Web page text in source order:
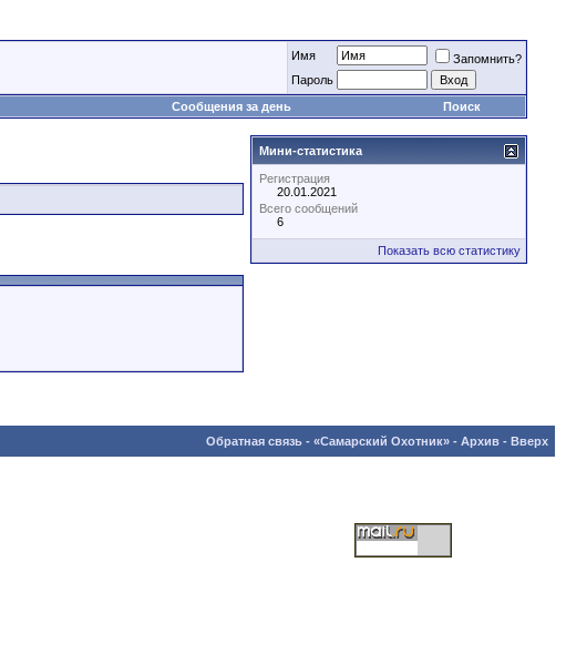
Имя
Запомнить?
Пароль
Сообщения за день Поиск
Мини-статистика
Регистрация
20.01.2021
Всего сообщений
6
Показать всю статистику
Обратная связь - «Самарский Охотник» - Архив - Вверх